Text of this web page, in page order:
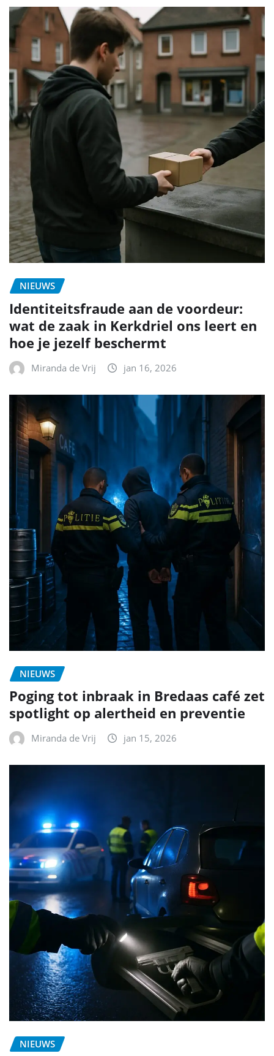
NIEUWS
Identiteitsfraude aan de voordeur:
wat de zaak in Kerkdriel ons leert en
hoe je jezelf beschermt
Miranda de Vrij jan 16, 2026
NIEUWS
Poging tot inbraak in Bredaas café zet
spotlight op alertheid en preventie
Miranda de Vrij jan 15, 2026
NIEUWS